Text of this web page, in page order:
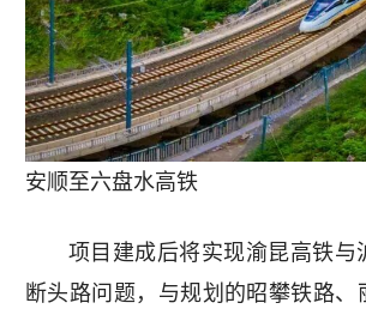
安顺至六盘水高铁
项目建成后将实现渝昆高铁
断头路问题，与规划的昭攀铁路